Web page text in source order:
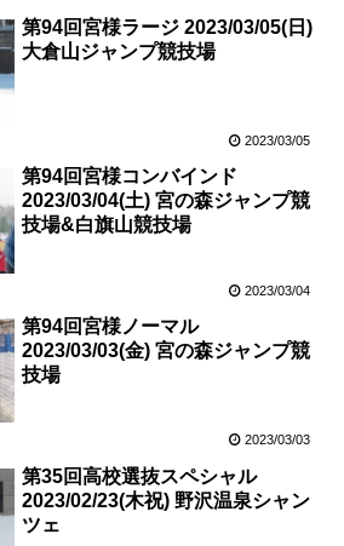
第94回宮様ラージ 2023/03/05(日)
大倉山ジャンプ競技場
2023/03/05
第94回宮様コンバインド
2023/03/04(土) 宮の森ジャンプ競
技場&白旗山競技場
2023/03/04
第94回宮様ノーマル
2023/03/03(金) 宮の森ジャンプ競
技場
2023/03/03
第35回高校選抜スペシャル
2023/02/23(木祝) 野沢温泉シャン
ツェ